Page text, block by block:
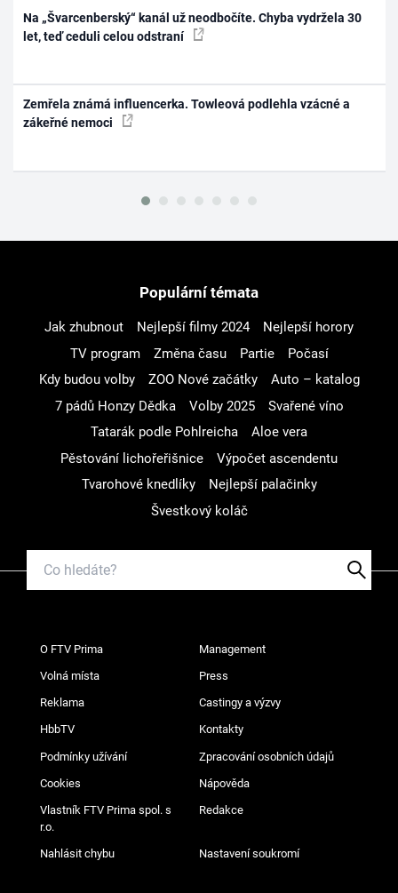
Na „Švarcenberský“ kanál už neodbočíte. Chyba vydržela 30
let, teď ceduli celou odstraní
Zemřela známá influencerka. Towleová podlehla vzácné a
zákeřné nemoci
Populární témata
Jak zhubnout Nejlepší filmy 2024
Nejlepší horory
TV program
Změna času Partie
Počasí
Kdy budou volby
ZOO Nové začátky
Auto – katalog
7 pádů Honzy Dědka
Volby 2025
Svařené víno
Tatarák podle Pohlreicha
Aloe vera
Pěstování lichořeřišnice
Výpočet ascendentu
Tvarohové knedlíky
Nejlepší palačinky
Švestkový koláč
O FTV Prima Management
Volná místa Press
Reklama Castingy a výzvy
HbbTV Kontakty
Podmínky užívání Zpracování osobních údajů
Cookies Nápověda
Vlastník FTV Prima spol. s
r.o.
Redakce
Nahlásit chybu Nastavení soukromí